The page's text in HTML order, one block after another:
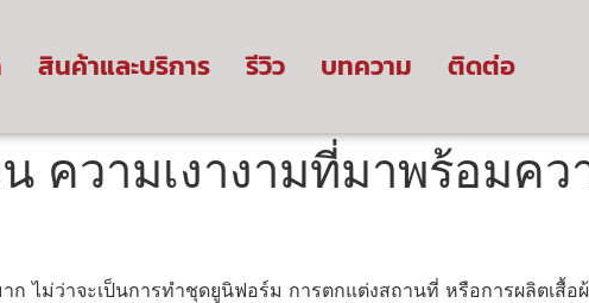
สินค้าและบริการ รีวิว บทความ ติดต่อ
ความเงางามที่มาพร้อมค
ก ไม่ว่าจะเป็นการทำชุดยูนิฟอร์ม การตกแต่งสถานที่ หรือการผลิตเ